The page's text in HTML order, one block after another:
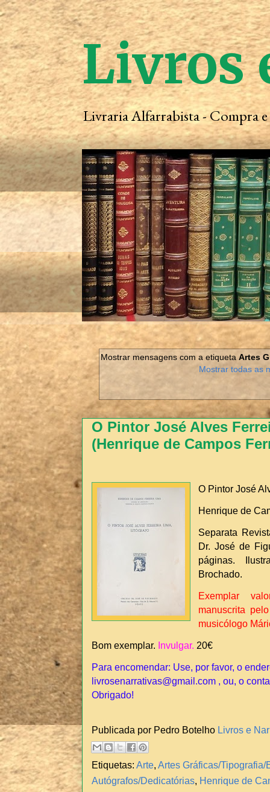
Livros
Livraria Alfarrabista - Compra
Mostrar mensagens com a etiqueta Artes
Mostrar todas as
O Pintor José Alves
(Henrique de Campos
O Pintor José
Henrique de
Separata
Dr. José de
páginas.
Brochado.
Exemplar
manuscrita
musicólogo
Bom exemplar. Invulgar. 20€
Para encomendar: Use, por favor, o
livrosenarrativas@gmail.com , ou, o
Obrigado!
Publicada por Pedro Botelho Livros e
Etiquetas: Arte, Artes Gráficas/Tipografia/
Autógrafos/Dedicatórias, Henrique de